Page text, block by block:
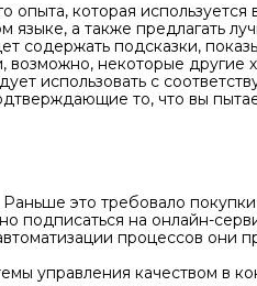
которая
языке, а также предлагать
содержать подсказки,
некоторые другие
использовать с
то, что вы
это требовало
подписаться на онлайн-
процессов они
управления качеством в